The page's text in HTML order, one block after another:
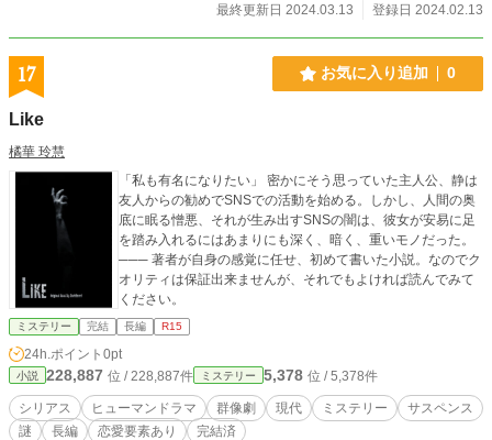
最終更新日 2024.03.13
登録日 2024.02.13
17 お気に入り追加 0
Like
橘華 玲慧
「私も有名になりたい」 密かにそう思っていた主人公、静は
友人からの勧めでSNSでの活動を始める。しかし、人間の奥
底に眠る憎悪、それが生み出すSNSの闇は、彼女が安易に足
を踏み入れるにはあまりにも深く、暗く、重いモノだった。
─── 著者が自身の感覚に任せ、初めて書いた小説。なのでク
オリティは保証出来ませんが、それでもよければ読んでみて
ください。
ミステリー 完結 長編 R15
24h.ポイント 0pt
小説 228,887 位 / 228,887件 ミステリー 5,378 位 / 5,378件
シリアス ヒューマンドラマ 群像劇 現代 ミステリー
サスペンス
謎
長編 恋愛要素あり 完結済